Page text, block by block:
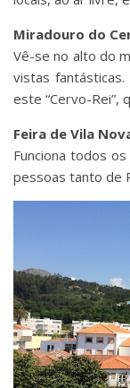
Miradouro do
Vê-se no alto do
vistas
este “Cervo-Rei”,
Feira de Vila
Funciona todos
pessoas tanto de